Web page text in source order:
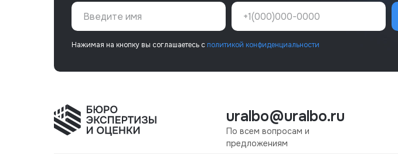
Нажимая на кнопку вы соглашаетесь с политикой конфиденциальности
uralbo@uralbo.ru
По всем вопросам и
предложениям